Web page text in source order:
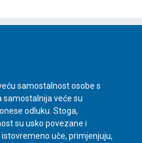
samostalnost osobe s
samostalnija veće su
odluku. Stoga,
su usko povezane i
uče, primjenjuju,